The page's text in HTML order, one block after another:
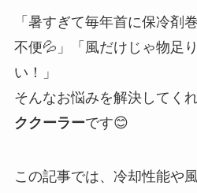
「暑すぎて毎年首に保冷剤
不便💦」「風だけじゃ物足
い！」
そんなお悩みを解決してくれ
ククーラーです😊
この記事では、冷却性能や